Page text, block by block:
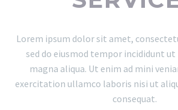
Lorem ipsum dolor sit amet,
sed do eiusmod tempor incididunt
magna aliqua. Ut enim ad mini
exercitation ullamco laboris nisi ut
consequat.